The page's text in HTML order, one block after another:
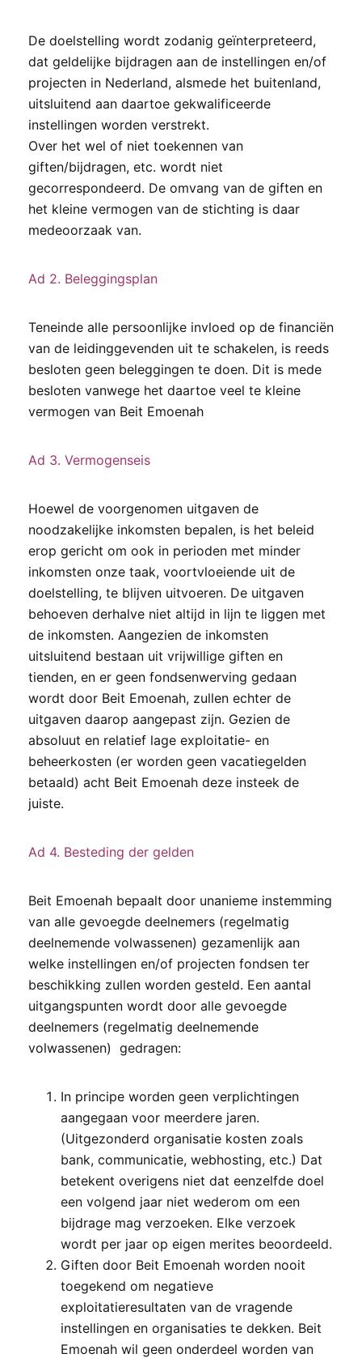
De doelstelling wordt zodanig geïnterpreteerd,
dat geldelijke bijdragen aan de instellingen en/of
projecten in Nederland, alsmede het buitenland,
uitsluitend aan daartoe gekwalificeerde
instellingen worden verstrekt.
Over het wel of niet toekennen van
giften/bijdragen, etc. wordt niet
gecorrespondeerd. De omvang van de giften en
het kleine vermogen van de stichting is daar
medeoorzaak van.
Ad 2. Beleggingsplan
Teneinde alle persoonlijke invloed op de financiën
van de leidinggevenden uit te schakelen, is reeds
besloten geen beleggingen te doen. Dit is mede
besloten vanwege het daartoe veel te kleine
vermogen van Beit Emoenah
Ad 3. Vermogenseis
Hoewel de voorgenomen uitgaven de
noodzakelijke inkomsten bepalen, is het beleid
erop gericht om ook in perioden met minder
inkomsten onze taak, voortvloeiende uit de
doelstelling, te blijven uitvoeren. De uitgaven
behoeven derhalve niet altijd in lijn te liggen met
de inkomsten. Aangezien de inkomsten
uitsluitend bestaan uit vrijwillige giften en
tienden, en er geen fondsenwerving gedaan
wordt door Beit Emoenah, zullen echter de
uitgaven daarop aangepast zijn. Gezien de
absoluut en relatief lage exploitatie- en
beheerkosten (er worden geen vacatiegelden
betaald) acht Beit Emoenah deze insteek de
juiste.
Ad 4. Besteding der gelden
Beit Emoenah bepaalt door unanieme instemming
van alle gevoegde deelnemers (regelmatig
deelnemende volwassenen) gezamenlijk aan
welke instellingen en/of projecten fondsen ter
beschikking zullen worden gesteld. Een aantal
uitgangspunten wordt door alle gevoegde
deelnemers (regelmatig deelnemende
volwassenen) gedragen:
In principe worden geen verplichtingen
aangegaan voor meerdere jaren.
(Uitgezonderd organisatie kosten zoals
bank, communicatie, webhosting, etc.) Dat
betekent overigens niet dat eenzelfde doel
een volgend jaar niet wederom om een
bijdrage mag verzoeken. Elke verzoek
wordt per jaar op eigen merites beoordeeld.
Giften door Beit Emoenah worden nooit
toegekend om negatieve
exploitatieresultaten van de vragende
instellingen en organisaties te dekken. Beit
Emoenah wil geen onderdeel worden van